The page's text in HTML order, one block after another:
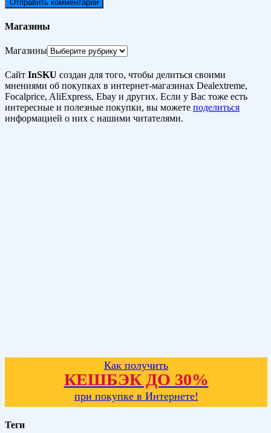
Магазины
Магазины
Сайт InSKU создан для того, чтобы делиться своими
мнениями об покупках в интернет-магазинах Dealextreme,
Focalprice, AliExpress, Ebay и других. Если у Вас тоже есть
интересные и полезные покупки, вы можете поделиться
информацией о них с нашими читателями.
Как получить
КЕШБЭК ДО 30%
при покупке в Интернете!
Теги